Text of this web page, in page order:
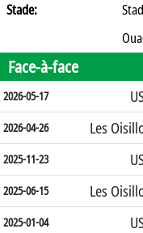
Stade:
Face-à-face
2026-05-17
2026-04-26 Les
2025-11-23
2025-06-15 Les
2025-01-04